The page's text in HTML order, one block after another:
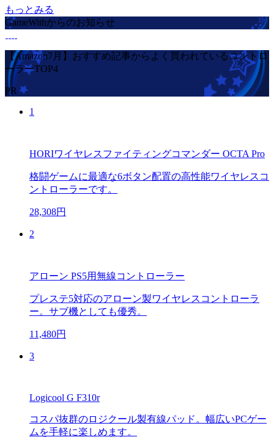
もっとみる
GameWithからのお知らせ
【Amazon7月】おすすめ記事からよく買われているコントロ
ーラーTOP4
PR
1
HORIワイヤレスファイティングコマンダー OCTA Pro
格闘ゲームに最適な6ボタン配置の高性能ワイヤレスコ
ントローラーです。
28,308円
2
アローン PS5用無線コントローラー
プレステ5対応のアローン製ワイヤレスコントローラ
ー。サブ機としても優秀。
11,480円
3
Logicool G F310r
コスパ抜群のロジクール製有線パッド。幅広いPCゲー
ムを手軽に楽しめます。